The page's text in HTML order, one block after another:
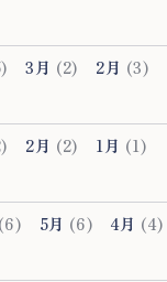
3月 (2) 2月 (3)
2月 (2) 1月 (1)
(6) 5月 (6) 4月 (4)